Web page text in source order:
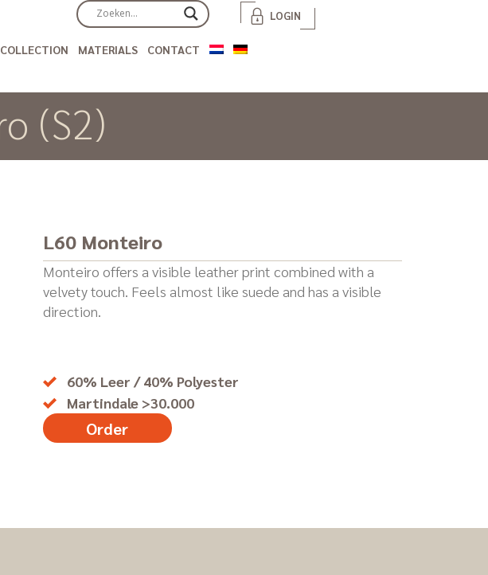
COLLECTION MATERIALS CONTACT
LOGIN
(S2)
L60 Monteiro
Monteiro offers a visible leather print combined with a
velvety touch. Feels almost like suede and has a visible
direction.
60% Leer / 40% Polyester
Martindale >30.000
Order